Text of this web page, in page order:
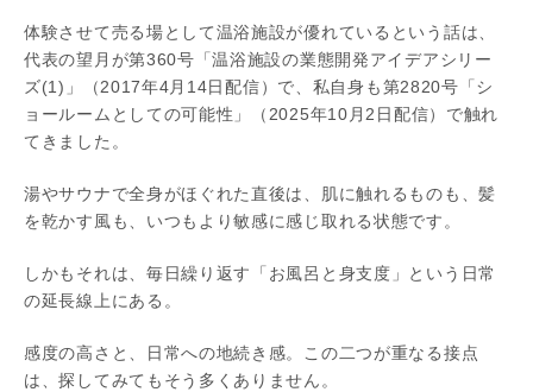
体験させて売る場として温浴施設が優れているという話は、
代表の望月が第360号「温浴施設の業態開発アイデアシリー
ズ(1)」（2017年4月14日配信）で、私自身も第2820号「シ
ョールームとしての可能性」（2025年10月2日配信）で触れ
てきました。
湯やサウナで全身がほぐれた直後は、肌に触れるものも、髪
を乾かす風も、いつもより敏感に感じ取れる状態です。
しかもそれは、毎日繰り返す「お風呂と身支度」という日常
の延長線上にある。
感度の高さと、日常への地続き感。この二つが重なる接点
は、探してみてもそう多くありません。